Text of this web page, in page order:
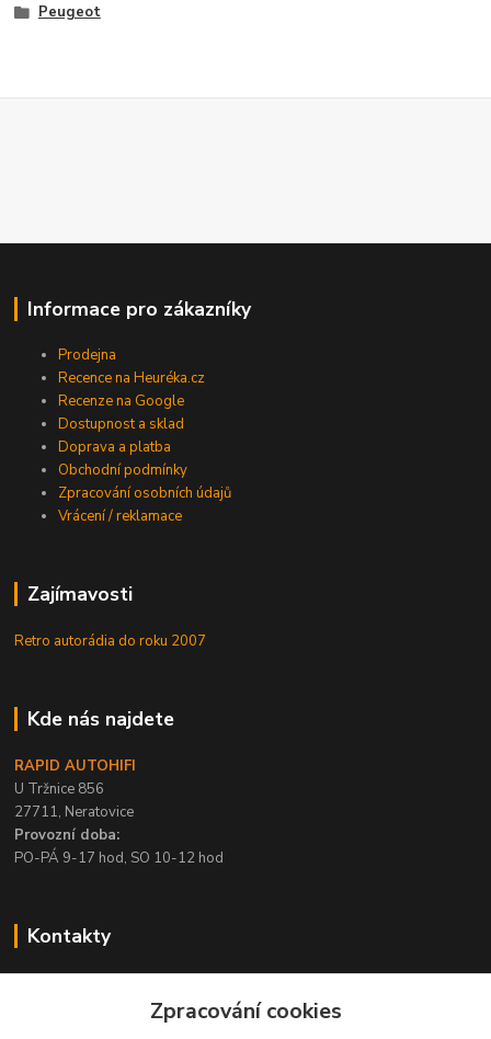
Peugeot
Informace pro zákazníky
Prodejna
Recence na Heuréka.cz
Recenze na Google
Dostupnost a sklad
Doprava a platba
Obchodní podmínky
Zpracování osobních údajů
Vrácení / reklamace
Zajímavosti
Retro autorádia do roku 2007
Kde nás najdete
RAPID AUTOHIFI
U Tržnice 856
27711, Neratovice
Provozní doba:
PO-PÁ 9-17 hod, SO 10-12 hod
Kontakty
PO-PÁ / 9-17 hod, SO 10-12 hodZpracování cookies